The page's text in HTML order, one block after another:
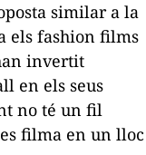
similar a la
els fashion films
invertit
en els seus
no té un fil
filma en un lloc